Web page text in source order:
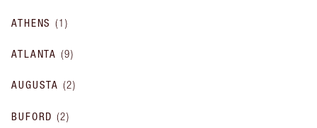
ATHENS (1)
ATLANTA (9)
AUGUSTA (2)
BUFORD (2)